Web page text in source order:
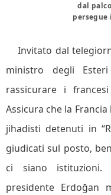
dal
Invitato dal
ministro degli
rassicurare i
Assicura che la
jihadisti detenuti in
giudicati sul posto,
ci siano istituzioni.
presidente Erdoğan